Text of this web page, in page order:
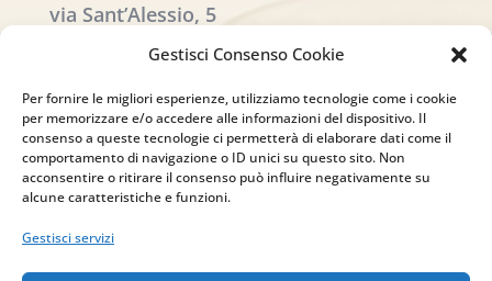
Gestisci Consenso Cookie
Per fornire le migliori esperienze, utilizziamo tecnologie come i cookie
per memorizzare e/o accedere alle informazioni del dispositivo. Il
consenso a queste tecnologie ci permetterà di elaborare dati come il
comportamento di navigazione o ID unici su questo sito. Non
acconsentire o ritirare il consenso può influire negativamente su
alcune caratteristiche e funzioni.
Gestisci servizi
via Sant’Alessio, 5
83030 Venticano (AV)
Email
info@studiopizzano.it
P.IVA
IT02754810642